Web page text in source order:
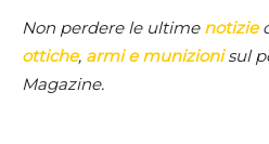
Non perdere le ultime notizie
ottiche, armi e munizionisul
Magazine.